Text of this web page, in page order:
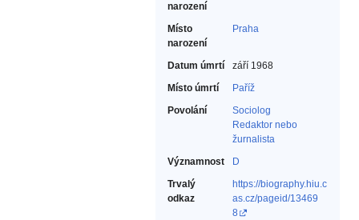
narození
Místo
narození
Praha
Datum úmrtí
září 1968
Místo úmrtí
Paříž
Povolání
Sociolog‎
Redaktor nebo
žurnalista‎
Významnost
D
Trvalý
odkaz
https://biography.hiu.c
as.cz/pageid/13469
8